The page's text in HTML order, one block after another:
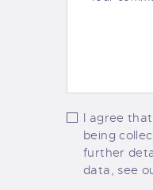
I agree
being
further
data, see